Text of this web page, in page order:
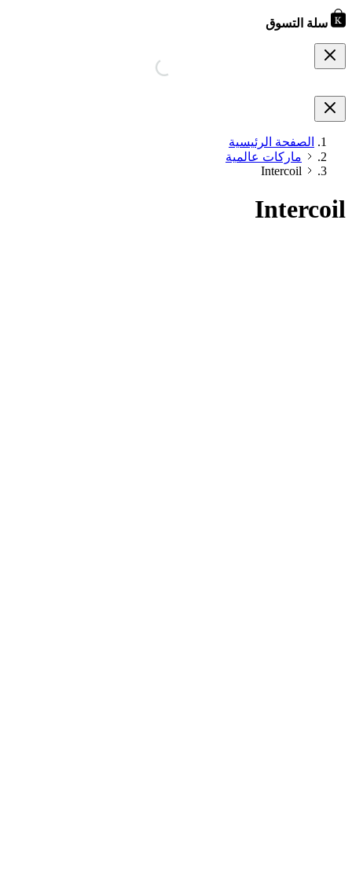
سلة التسوق
الصفحة الرئيسية
ماركات عالمية
Intercoil
Intercoil